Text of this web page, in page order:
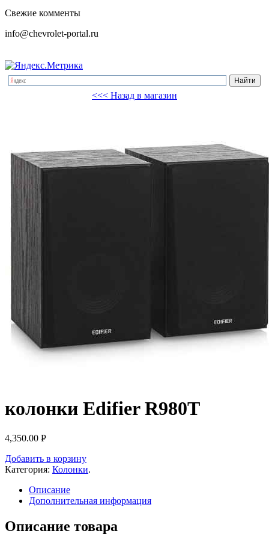
Свежие комменты
info@chevrolet-portal.ru
<<< Назад в магазин
колонки Edifier R980T
4,350.00 Р
Добавить в корзину
Категория: Колонки.
Описание
Дополнительная информация
Описание товара